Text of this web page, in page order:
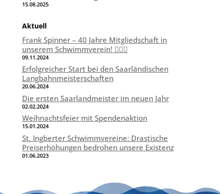
15.08.2025
Aktuell
Frank Spinner – 40 Jahre Mitgliedschaft in
unserem Schwimmverein! 🏊‍♂️🎉
09.11.2024
Erfolgreicher Start bei den Saarländischen
Langbahnmeisterschaften
20.06.2024
Die ersten Saarlandmeister im neuen Jahr
02.02.2024
Weihnachtsfeier mit Spendenaktion
15.01.2024
St. Ingberter Schwimmvereine: Drastische
Preiserhöhungen bedrohen unsere Existenz
01.06.2023